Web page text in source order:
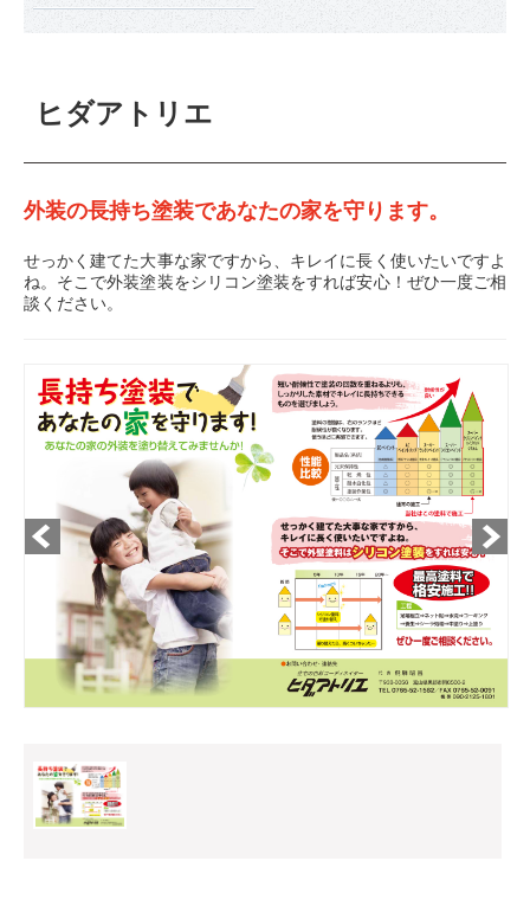
ヒダアトリエ
外装の長持ち塗装であなたの家を守ります。
せっかく建てた大事な家ですから、キレイに長く使いたいですよ
ね。そこで外装塗装をシリコン塗装をすれば安心！ぜひ一度ご相
談ください。